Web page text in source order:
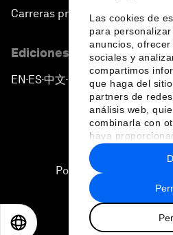
Las cookies de
para
anuncios,
sociales y
compartimos
que haga del
partners de
análisis web,
combinarla con
haya
recopilado a
hecho de sus
Carreras profesionales
Ediciones en otros idiomas
EN ▪ES▪中文▪ 日本語
Política de privacidad
2026 Foro